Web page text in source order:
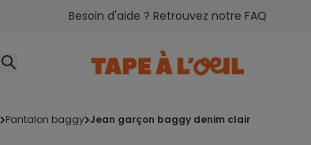
Besoin d'aide ? Retrouvez notre FAQ
pantalon baggy jean garçon baggy denim clair